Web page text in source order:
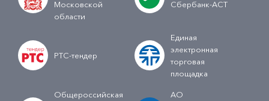
Московской
области
Сбербанк-АСТ
РТС-тендер
Единая
электронная
торговая
площадка
Общероссийская
АО